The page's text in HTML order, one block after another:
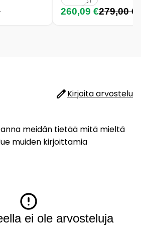
260,09 €279,00 €
Kirjoita arvostelu
meidän tietää mitä mieltä
muiden kirjoittamia
ei ole arvosteluja